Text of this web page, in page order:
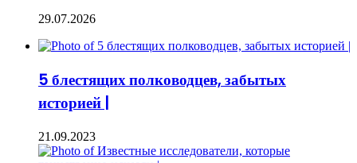
29.07.2026
5 блестящих полководцев, забытых
историей |
21.09.2023